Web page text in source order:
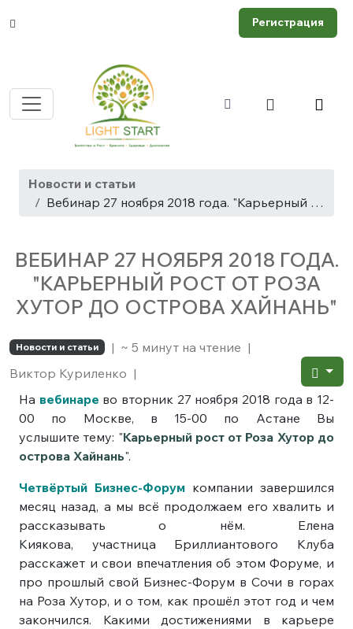
Регистрация
Новости и статьи
Вебинар 27 ноября 2018 года. "Карьерный рост от Роза Хутор до острова Хайнань"
ВЕБИНАР 27 НОЯБРЯ 2018 ГОДА.
"КАРЬЕРНЫЙ РОСТ ОТ РОЗА
ХУТОР ДО ОСТРОВА ХАЙНАНЬ"
Новости и статьи | ~ 5 минут на чтение |
Виктор Куриленко |
На вебинаре во вторник 27 ноября 2018 года в 12-
00 по Москве, в 15-00 по Астане Вы
услышите тему: "Карьерный рост от Роза Хутор до
острова Хайнань".
Четвёртый Бизнес-Форум компании завершился
месяц назад, а мы всё продолжаем его хвалить и
рассказывать о нём. Елена
Киякова, участница Бриллиантового Клуба
расскажет и свои впечатления об этом Форуме, и
про прошлый свой Бизнес-Форум в Сочи в горах
на Роза Хутор, и о том, как прошёл этот год и чем
закончился. Какими достижениями в карьере